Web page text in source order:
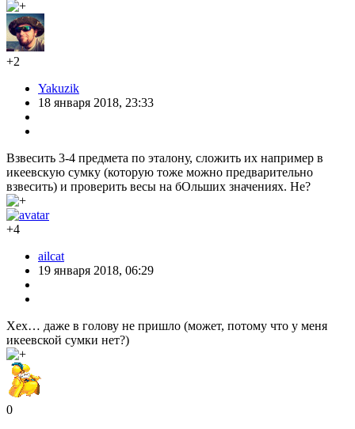
+2
Yakuzik
18 января 2018, 23:33
Взвесить 3-4 предмета по эталону, сложить их например в
икеевскую сумку (которую тоже можно предварительно
взвесить) и проверить весы на бОльших значениях. Не?
+4
ailcat
19 января 2018, 06:29
Хех… даже в голову не пришло (может, потому что у меня
икеевской сумки нет?)
0